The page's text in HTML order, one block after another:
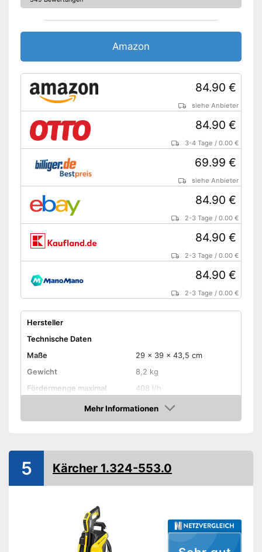
Netzkabel
Verbindungsschlauch
Vorteile
Wasserdruck regulierbar
Mit Aufsatz zum Reinigen der
Amazon Lieferzeit
Amazon
84.90 €
siehe Anbieter
84.90 €
3-4 Tage /0.00 €
69.99 €
siehe Anbieter
84.90 €
2-3 Tage /0.00 €
84.90 €
2-3 Tage /0.00 €
84.90 €
2-3 Tage /0.00 €
Hersteller
Technische Daten
Maße
29 x 39 x 43,5 cm
Gewicht
8,2 kg
Fördermenge maximal
408 l/h
135 bar
Leistung
1.600 W
Länge Schlauch
500 cm
Material Pumpengehäuse
Kunststoff
Mehr Informationen
Amazon
5 Kärcher 1.324-553.0